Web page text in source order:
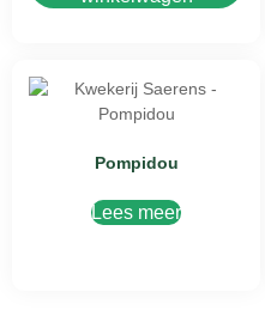
Pompidou
Lees meer